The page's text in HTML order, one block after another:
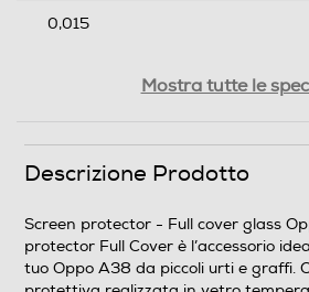
0,015
Informazioni sulla sicurezza del
Mostra tutte le
Descrizione Prodotto
Screen protector - Full cover glass
protector Full Cover è l’accessorio
tuo Oppo A38 da piccoli urti e graffi.